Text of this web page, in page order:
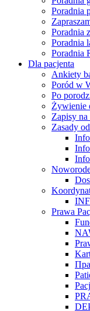
Poradnia
Poradnia
Poradnia
Poradnia
Dla pacjenta
Ankiety
Poród w
Po
Żywienie
Zapisy
Zasady
Prawa